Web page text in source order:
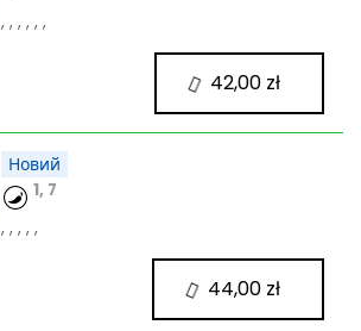
, , , , , ,
Новий
1, 7
, , , , ,